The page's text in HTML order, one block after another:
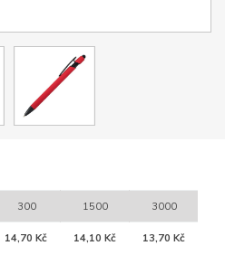
300 1500 3000
14,70 Kč 14,10 Kč 13,70 Kč